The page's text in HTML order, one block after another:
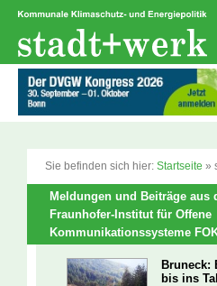
Zum
springen
Sie befinden sich hier: Startseite »
Meldungen und Beiträge aus
Fraunhofer-Institut für Offene
Kommunikationssysteme
Bruneck:
bis ins Tal